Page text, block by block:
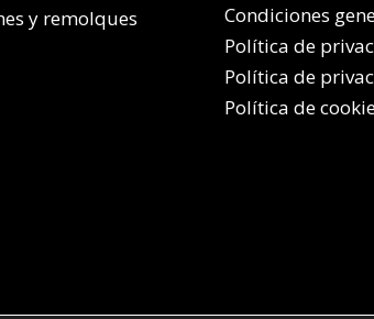
y remolques
Condiciones
Política de
Política de
Política de